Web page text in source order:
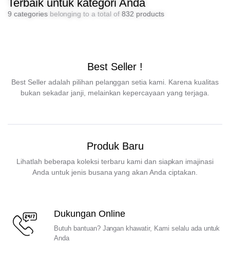
Terbaik untuk kategori Anda
9 categoriesbelonging to a total of 832 products
Best Seller !
Best Seller adalah pilihan pelanggan setia kami. Karena kualitas
bukan sekadar janji, melainkan kepercayaan yang terjaga.
Produk Baru
Lihatlah beberapa koleksi terbaru kami dan siapkan imajinasi
Anda untuk jenis busana yang akan Anda ciptakan.
Dukungan Online
Butuh bantuan? Jangan khawatir, Kami selalu ada untuk
Anda